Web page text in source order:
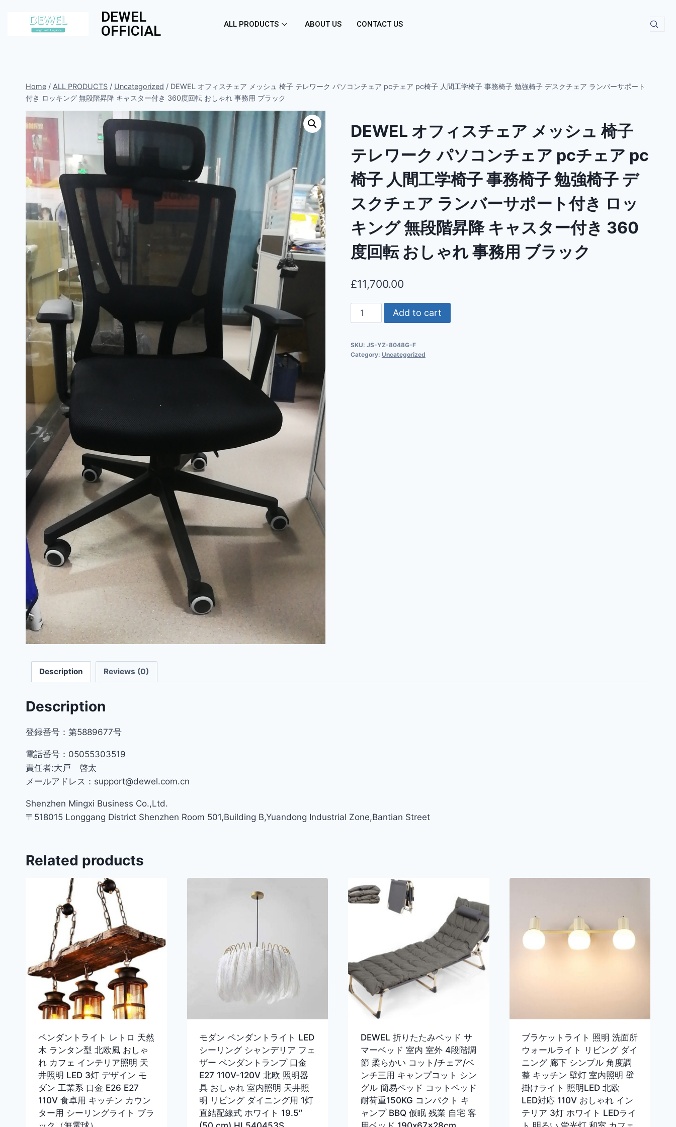
DEWEL
OFFICIAL
ALL PRODUCTS ABOUT US CONTACT US
Home / ALL PRODUCTS / Uncategorized / DEWEL オフィスチェア メッシュ 椅子 テレワーク パソコンチェア pcチェア pc椅子 人間工学椅子 事務椅子 勉強椅子 デスクチェア ランバーサポート
付き ロッキング 無段階昇降 キャスター付き 360度回転 おしゃれ 事務用 ブラック
DEWEL オフィスチェア メッシュ 椅子
テレワーク パソコンチェア pcチェア pc
椅子 人間工学椅子 事務椅子 勉強椅子 デ
スクチェア ランバーサポート付き ロッ
キング 無段階昇降 キャスター付き 360
度回転 おしゃれ 事務用 ブラック
£11,700.00
Add to cart
SKU: JS-YZ-8048G-F
Category: Uncategorized
Description Reviews (0)
Description
登録番号：第5889677号
電話番号：05055303519
責任者:大戸 啓太
メールアドレス：support@dewel.com.cn
Shenzhen Mingxi Business Co.,Ltd.
〒518015 Longgang District Shenzhen Room 501,Building B,Yuandong Industrial Zone,Bantian Street
Related products
ペンダントライト レトロ 天然
木 ランタン型 北欧風 おしゃ
れ カフェ インテリア照明 天
井照明 LED 3灯 デザイン モ
ダン 工業系 口金 E26 E27
110V 食卓用 キッチン カウン
ター用 シーリングライト ブラ
モダン ペンダントライト LED
シーリング シャンデリア フェ
ザー ペンダントランプ 口金
E27 110V-120V 北欧 照明器
具 おしゃれ 室内照明 天井照
明 リビング ダイニング用 1灯
直結配線式 ホワイト 19.5″
DEWEL 折りたたみベッド サ
マーベッド 室内 室外 4段階調
節 柔らかい コット/チェア/ベ
ンチ三用 キャンプコット シン
グル 簡易ベッド コットベッド
耐荷重150KG コンパクト キ
ャンプ BBQ 仮眠 残業 自宅 客
ブラケットライト 照明 洗面所
ウォールライト リビング ダイ
ニング 廊下 シンプル 角度調
整 キッチン 壁灯 室内照明 壁
掛けライト 照明LED 北欧
LED対応 110V おしゃれ イン
テリア 3灯 ホワイト LEDライ